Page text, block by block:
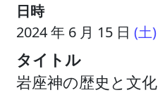
日時
2024 年 6 月 15 日 (土)
タイトル
岩座神の歴史と文化